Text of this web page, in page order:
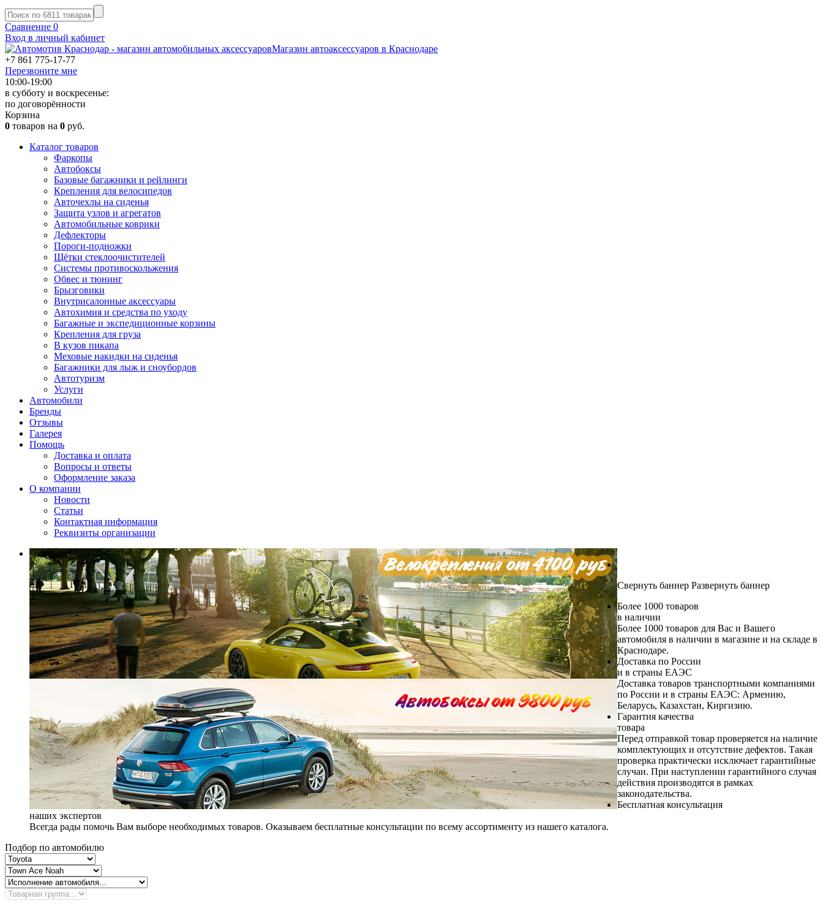
Сравнение 0
Вход в личный кабинет
Магазин автоаксессуаров в Краснодаре
+7 861 775-17-77
Перезвоните мне
10:00-19:00
в субботу и воскресенье:
по договорённости
Корзина
0 товаров на 0 руб.
Каталог товаров
Фаркопы
Автобоксы
Базовые багажники и рейлинги
Крепления для велосипедов
Авточехлы на сиденья
Защита узлов и агрегатов
Автомобильные коврики
Дефлекторы
Пороги-подножки
Щётки стеклоочистителей
Системы противоскольжения
Обвес и тюнинг
Брызговики
Внутрисалонные аксессуары
Автохимия и средства по уходу
Багажные и экспедиционные корзины
Крепления для груза
В кузов пикапа
Меховые накидки на сиденья
Багажники для лыж и сноубордов
Автотуризм
Услуги
Автомобили
Бренды
Отзывы
Галерея
Помощь
Доставка и оплата
Вопросы и ответы
Оформление заказа
О компании
Новости
Статьи
Контактная информация
Реквизиты организации
Свернуть баннер Развернуть баннер
Более 1000 товаров
в наличии
Более 1000 товаров для Вас и Вашего
автомобиля в наличии в магазине и на складе в
Краснодаре.
Доставка по России
и в страны ЕАЭС
Доставка товаров транспортными компаниями
по России и в страны ЕАЭС: Армению,
Беларусь, Казахстан, Киргизию.
Гарантия качества
товара
Перед отправкой товар проверяется на наличие
комплектующих и отсутствие дефектов. Такая
проверка практически исключает гарантийные
случаи. При наступлении гарантийного случая
действия производятся в рамках
законодательства.
Бесплатная консультация
наших экспертов
Всегда рады помочь Вам выборе необходимых товаров. Оказываем бесплатные консультации по всему ассортименту из нашего каталога.
Подбор по автомобилю